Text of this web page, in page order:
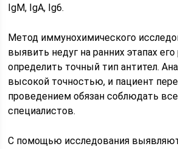
IgM, IgA, Ig6.
Метод иммунохимического
выявить недуг на ранних этапах его
определить точный тип антител.
высокой точностью, и пациент
проведением обязан соблюдать
специалистов.
С помощью исследования